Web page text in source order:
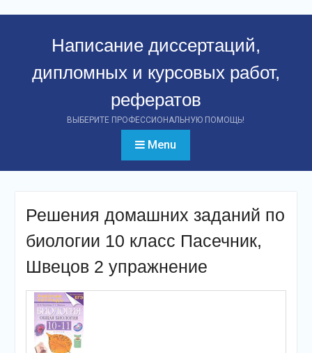
Написание диссертаций,
дипломных и курсовых работ,
рефератов
ВЫБЕРИТЕ ПРОФЕССИОНАЛЬНУЮ ПОМОЩЬ!
Menu
Решения домашних заданий по
биологии 10 класс Пасечник,
Швецов 2 упражнение